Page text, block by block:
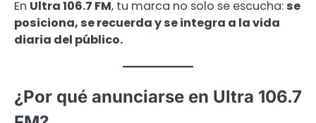
En Ultra 106.7 FM, tu marca no solo se escucha: se
posiciona, se recuerda y se integra a la vida
diaria del público.
¿Por qué anunciarse en Ultra 106.7